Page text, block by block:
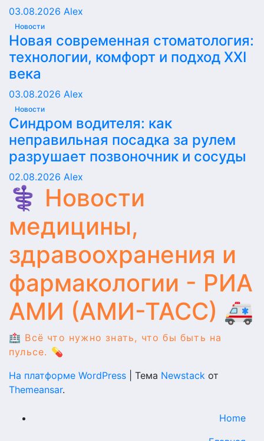
03.08.2026 Alex
Новости
Новая современная стоматология:
технологии, комфорт и подход XXI
века
03.08.2026 Alex
Новости
Синдром водителя: как
неправильная посадка за рулем
разрушает позвоночник и сосуды
02.08.2026 Alex
⚕️ Новости
медицины,
здравоохранения и
фармакологии - РИА
АМИ (АМИ-ТАСС) 🚑
🏥 Всё что нужно знать, что бы быть на
пульсе. 💊
На платформе WordPress
Тема Newstack от
Themeansar.
Home